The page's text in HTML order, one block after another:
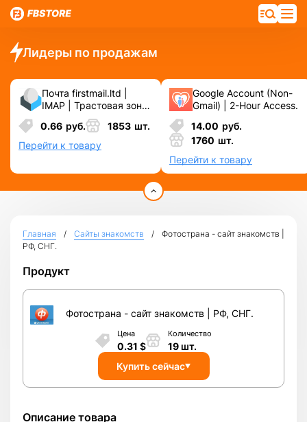
Лидеры по продажам
Почта firstmail.ltd |
IMAP | Трастовая зона
.COM ❗️ Новые, Чистые
❗️ С реальными
логинами | ☑️
Специально для ФБ/
0.66 руб. 1853 шт.
Перейти к товару
Google Account (Non-
Gmail) | 2-Hour Access.
14.00 руб.
1760 шт.
Перейти к товару
Главная Сайты знакомств
Фотострана - сайт знакомств |
РФ, СНГ.
Продукт
Фотострана - сайт знакомств | РФ, СНГ.
Цена
0.31 $
Количество
19 шт.
Купить сейчас
Описание товара